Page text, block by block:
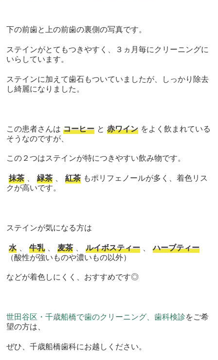
下の前歯と上の前歯の裏側の写真です。
ステインがとてもつきやすく、３ヵ月毎にクリーニングに
いらしています。
ステインに加えて歯石もついていましたが、しっかり除去
し綺麗になりました。
この患者さんは コーヒー と 赤ワイン をよく飲まれている
そうなのですが、
この２つはステインが特につきやすい飲み物です。
抹茶 緑茶 紅茶 もポリフェノールが多く、着色リス
クが高いです。
ステインが気になる方は
水 牛乳 麦茶 ルイボスティー
ハーブティー
（酸性が強いものや濃いもの以外）
などが着色しにくく、おすすめです◎
世田谷区・千歳船橋で歯のクリーニング、歯科検診をご希
望の方は、
ぜひ、千歳船橋歯科にお越しください。